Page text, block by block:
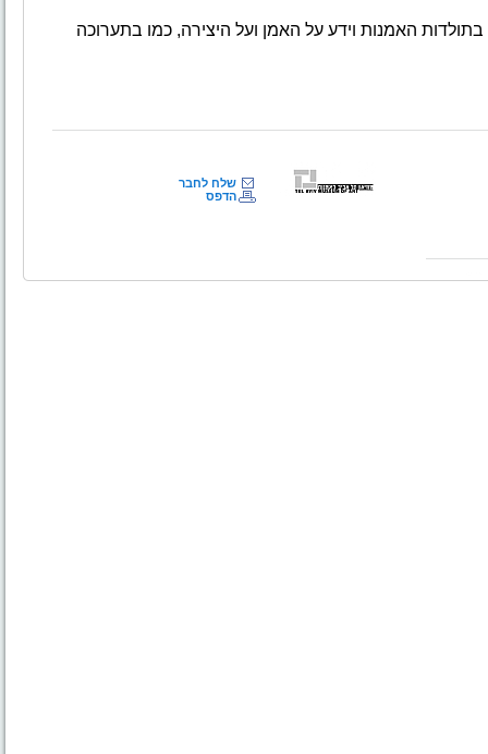
האמנות וידע על האמן ועל היצירה, כמו בתערוכה
שלח לחבר
הדפס